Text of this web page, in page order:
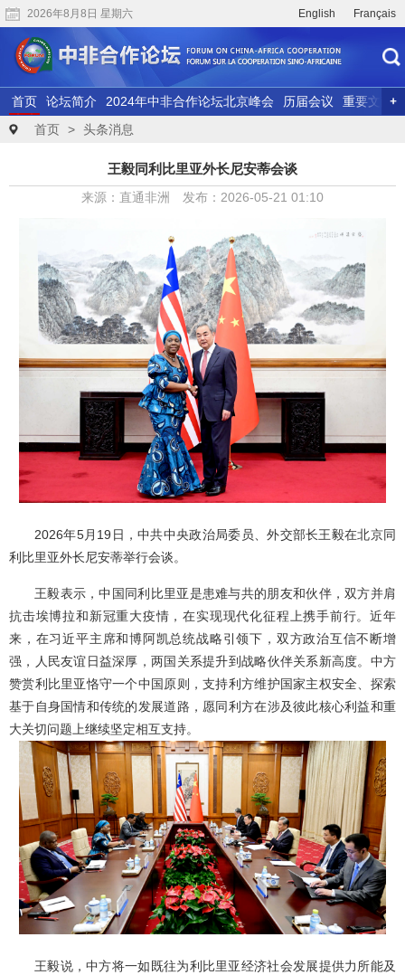
2026年8月8日 星期六 English Français
首页 论坛简介 2024年中非合作论坛北京峰会 历届会议
重要文献
联合研究
精彩视频
首页 > 头条消息
王毅同利比里亚外长尼安蒂会谈
来源：直通非洲 发布：2026-05-21 01:10
2026年5月19日，中共中央政治局委员、外交部长王毅在北京同
利比里亚外长尼安蒂举行会谈。
王毅表示，中国同利比里亚是患难与共的朋友和伙伴，双方并肩
抗击埃博拉和新冠重大疫情，在实现现代化征程上携手前行。近年
来，在习近平主席和博阿凯总统战略引领下，双方政治互信不断增
强，人民友谊日益深厚，两国关系提升到战略伙伴关系新高度。中方
赞赏利比里亚恪守一个中国原则，支持利方维护国家主权安全、探索
基于自身国情和传统的发展道路，愿同利方在涉及彼此核心利益和重
大关切问题上继续坚定相互支持。
王毅说，中方将一如既往为利比里亚经济社会发展提供力所能及